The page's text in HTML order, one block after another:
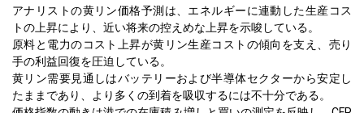
アナリストの黄リン価格予測は、エネルギーに連動した生産コス
トの上昇により、近い将来の控えめな上昇を示唆している。
原料と電力のコスト上昇が黄リン生産コストの傾向を支え、売り
手の利益回復を圧迫している。
黄リン需要見通しはバッテリーおよび半導体セクターから安定し
たままであり、より多くの到着を吸収するには不十分である。